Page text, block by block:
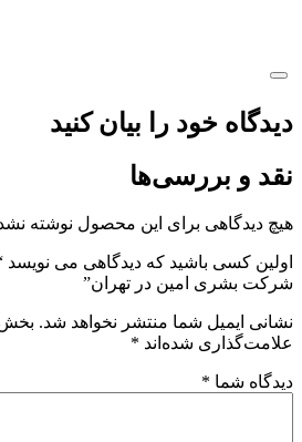
دیدگاه خود را بیان کنید
نقد و بررسی‌ها
هیچ دیدگاهی برای این محصول نوشته
اولین کسی باشید که دیدگاهی می
شرکت بشری امین در تهران”
نشانی ایمیل شما منتشر نخواهد شد.
علامت‌گذاری شده‌اند *
دیدگاه شما *